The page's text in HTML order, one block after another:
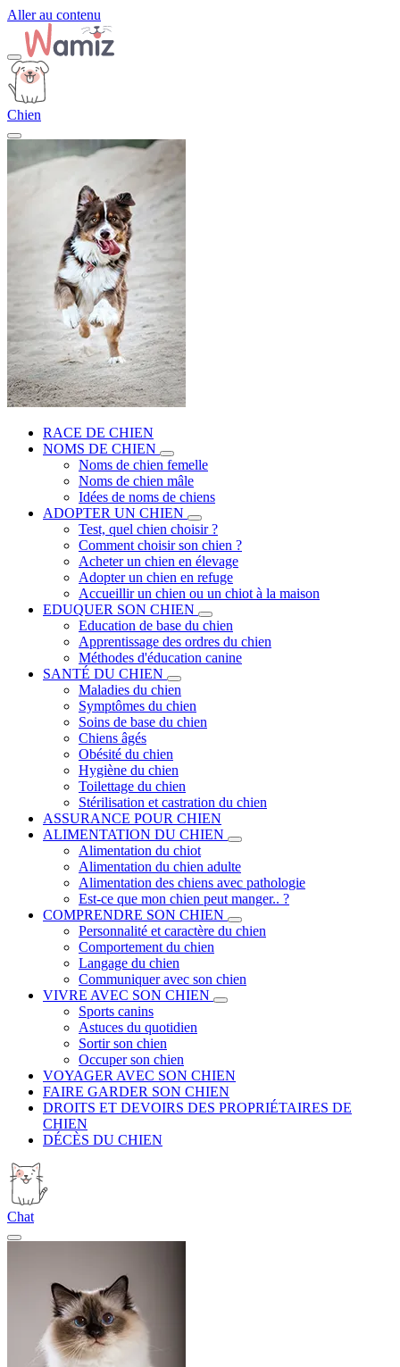
Aller au contenu
Chien
RACE DE CHIEN
NOMS DE CHIEN
Noms de chien femelle
Noms de chien mâle
Idées de noms de chiens
ADOPTER UN CHIEN
Test, quel chien choisir ?
Comment choisir son chien ?
Acheter un chien en élevage
Adopter un chien en refuge
Accueillir un chien ou un chiot à la maison
EDUQUER SON CHIEN
Education de base du chien
Apprentissage des ordres du chien
Méthodes d'éducation canine
SANTÉ DU CHIEN
Maladies du chien
Symptômes du chien
Soins de base du chien
Chiens âgés
Obésité du chien
Hygiène du chien
Toilettage du chien
Stérilisation et castration du chien
ASSURANCE POUR CHIEN
ALIMENTATION DU CHIEN
Alimentation du chiot
Alimentation du chien adulte
Alimentation des chiens avec pathologie
Est-ce que mon chien peut manger.. ?
COMPRENDRE SON CHIEN
Personnalité et caractère du chien
Comportement du chien
Langage du chien
Communiquer avec son chien
VIVRE AVEC SON CHIEN
Sports canins
Astuces du quotidien
Sortir son chien
Occuper son chien
VOYAGER AVEC SON CHIEN
FAIRE GARDER SON CHIEN
DROITS ET DEVOIRS DES PROPRIÉTAIRES DE
CHIEN
DÉCÈS DU CHIEN
Chat